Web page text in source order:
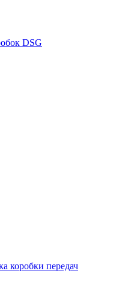
DSG
коробки передач